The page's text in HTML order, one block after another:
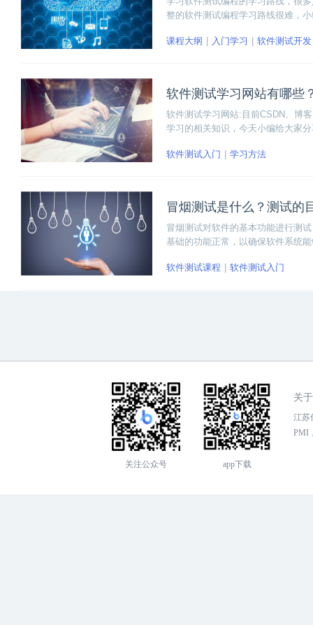
整的软件测试编程学习路线很难，
课程大纲
入门学习 软件测试开发
软件测试学习网站有哪些
软件测试学习网站:目前CSDN、博
学习的相关知识，今天小编给大家
软件测试入门
学习方法
冒烟测试是什么？测试的
冒烟测试对软件的基本功能进行测
基础的功能正常，以确保软件系统
本，减少测试轮数。
软件测试课程 软件测试入门
关注公众号 app下载
关
江苏
PMI